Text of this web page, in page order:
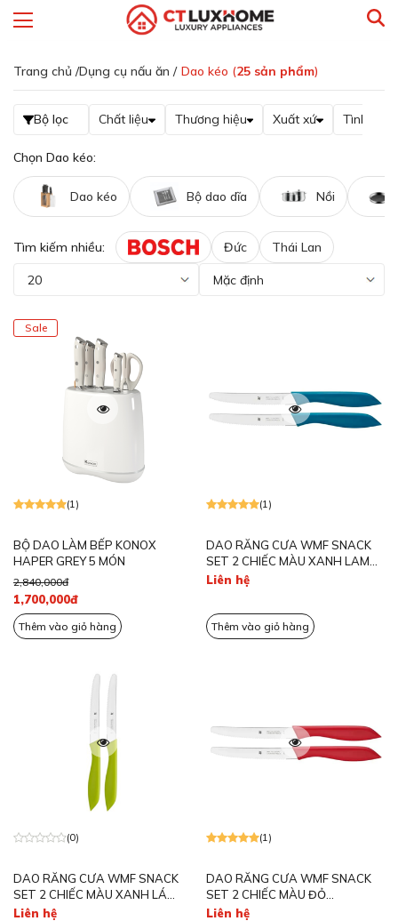
Trang chủ /Dụng cụ nấu ăn / Dao kéo (25 sản phẩm)
Bộ lọc Chất liệu Thương hiệu Xuất xứ Tình
Chọn Dao kéo:
Dao kéo Bộ dao dĩa Nồi
Tìm kiếm nhiều: Đức Thái Lan
Sale
(1)
BỘ DAO LÀM BẾP KONOX
HAPER GREY 5 MÓN
2,840,000đ
1,700,000đ
Thêm vào giỏ hàng
(1)
DAO RĂNG CƯA WMF SNACK
SET 2 CHIẾC MÀU XANH LAM
1896473100
Liên hệ
Thêm vào giỏ hàng
(0)
DAO RĂNG CƯA WMF SNACK
SET 2 CHIẾC MÀU XANH LÁ
CÂY 1896474100
Liên hệ
(1)
DAO RĂNG CƯA WMF SNACK
SET 2 CHIẾC MÀU ĐỎ
1896475100
Liên hệ